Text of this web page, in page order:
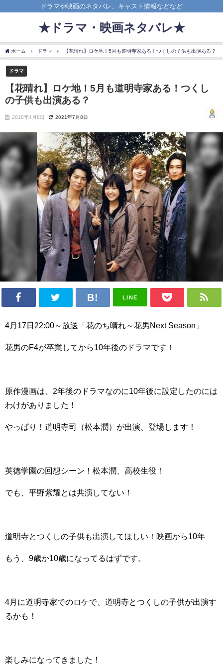
ドラマや映画のネタバレ、キャスト情報などなど
★ドラマ・映画ネタバレ★
ホーム ドラマ 【花晴れ】ロケ地！5月も道明寺家ある！つくしの子供も出演ある？
ドラマ
【花晴れ】ロケ地！5月も道明寺家ある！つくし
の子供も出演ある？
2018年4月8日 2021年7月8日
LINE
4月17日22:00～放送「花のち晴れ～花男Next Season」
花男のF4が卒業してから10年後のドラマです！
原作漫画は、2年後のドラマなのに10年後に設定したのには
わけがありました！
やっぱり！ 道明寺司（松本潤）が出演、登場します！
英徳学園の回想シーン！松本潤、高校生役！
でも、平野紫耀とは共演してない！
道明寺とつくしの子供も出演してほしい！ 映画から10年
もう、9歳か10歳になってるはずです。
4月に道明寺家でのロケで、道明寺とつくしの子供が出演す
るかも！
楽しみになってきました！